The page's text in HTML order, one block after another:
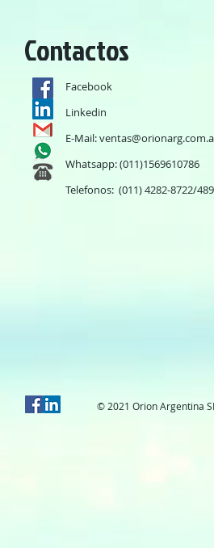
Contactos
Facebook
Linkedin
E-Mail:
Whatsapp: (011)1569610786
Telefonos: (011) 4282-8722/
© 2021 Orion Argentina